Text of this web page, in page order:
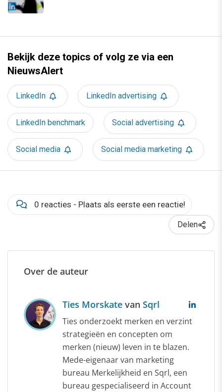
Bekijk deze topics of volg ze via een
NieuwsAlert
LinkedIn LinkedIn advertising
LinkedIn benchmark Social advertising
Social media Social media marketing
0 reacties - Plaats als eerste een reactie!
Delen
Over de auteur
Ties Morskate van Sqrl
Ties onderzoekt merken en verzint
strategieën en concepten om
merken (nieuw) leven in te blazen.
Mede-eigenaar van marketing
bureau Merkelijkheid en Sqrl, een
bureau gespecialiseerd in Account